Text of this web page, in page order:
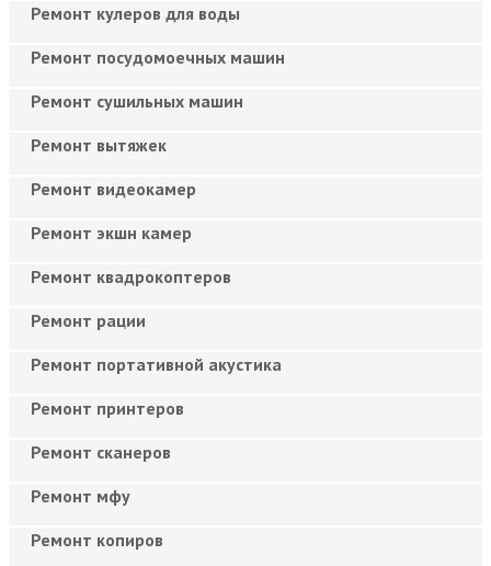
Ремонт кулеров для воды
Ремонт посудомоечных машин
Ремонт сушильных машин
Ремонт вытяжек
Ремонт видеокамер
Ремонт экшн камер
Ремонт квадрокоптеров
Ремонт рации
Ремонт портативной акустика
Ремонт принтеров
Ремонт сканеров
Ремонт мфу
Ремонт копиров